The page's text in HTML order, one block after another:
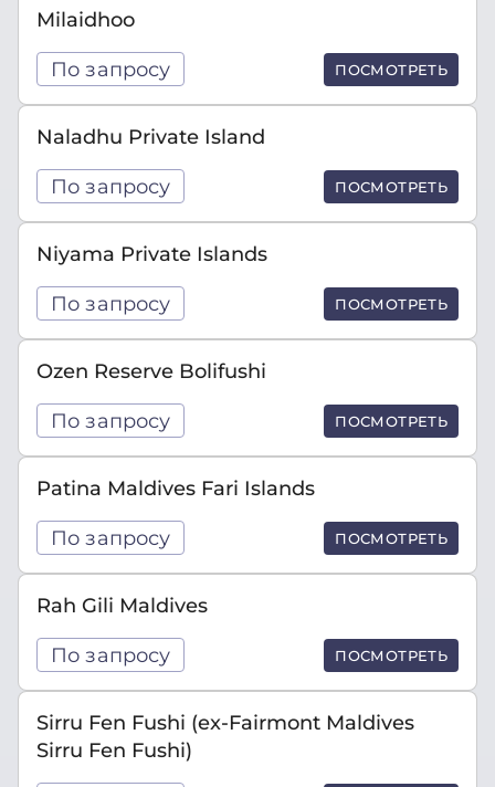
Milaidhoo
По запросу ПОСМОТРЕТЬ
Naladhu Private Island
По запросу ПОСМОТРЕТЬ
Niyama Private Islands
По запросу ПОСМОТРЕТЬ
Ozen Reserve Bolifushi
По запросу ПОСМОТРЕТЬ
Patina Maldives Fari Islands
По запросу ПОСМОТРЕТЬ
Rah Gili Maldives
По запросу ПОСМОТРЕТЬ
Sirru Fen Fushi (ex-Fairmont Maldives
Sirru Fen Fushi)